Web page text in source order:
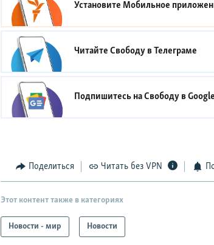
Установите Мобильное
Читайте Свободу вТелеграме
Подпишитесь на Свободу в
Поделиться Читать без VPN
Этот контент также в категориях
Новости - мир Новости